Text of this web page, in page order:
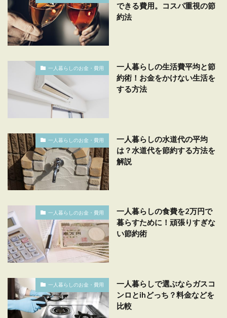
できる費用。コスパ重視の節
約法
一人暮らしのお金・費用
一人暮らしの生活費平均と節
約術！お金をかけない生活を
する方法
一人暮らしのお金・費用
一人暮らしの水道代の平均
は？水道代を節約する方法を
解説
一人暮らしのお金・費用
一人暮らしの食費を2万円で
暮らすために！頑張りすぎな
い節約術
一人暮らしのお金・費用
一人暮らしで選ぶならガスコ
ンロとihどっち？料金などを
比較